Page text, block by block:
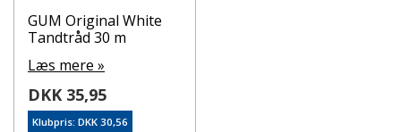
GUM Original White
Tandtråd 30 m
Læs mere »
DKK 35,95
Klubpris: DKK 30,56